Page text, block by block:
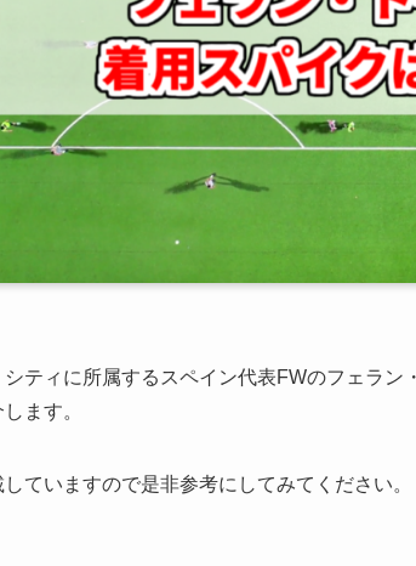
ティに所属するスペイン代表FWのフェラ
ます。
ていますので是非参考にしてみてください。